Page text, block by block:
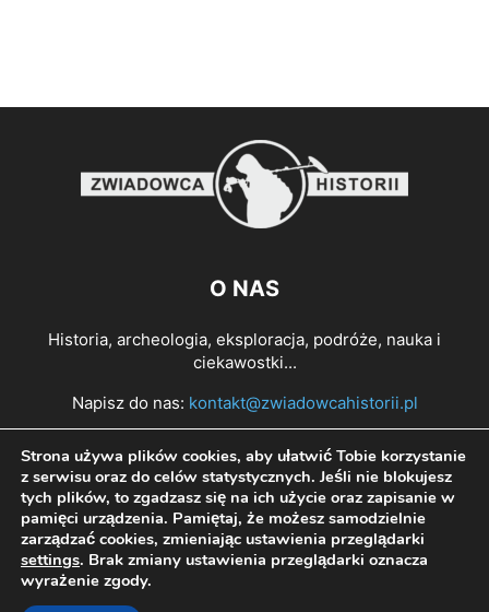
O NAS
Historia, archeologia, eksploracja, podróże, nauka i
ciekawostki...
Napisz do nas: kontakt@zwiadowcahistorii.pl
PODĄŻAJ ZA NAMI
Strona używa plików cookies, aby ułatwić Tobie korzystanie
z serwisu oraz do celów statystycznych. Jeśli nie blokujesz
tych plików, to zgadzasz się na ich użycie oraz zapisanie w
pamięci urządzenia. Pamiętaj, że możesz samodzielnie
zarządzać cookies, zmieniając ustawienia przeglądarki
settings. Brak zmiany ustawienia przeglądarki oznacza
wyrażenie zgody.